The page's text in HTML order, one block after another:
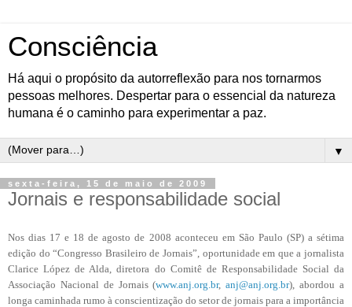
Consciência
Há aqui o propósito da autorreflexão para nos tornarmos
pessoas melhores. Despertar para o essencial da natureza
humana é o caminho para experimentar a paz.
▼
sexta-feira, 15 de maio de 2009
Jornais e responsabilidade social
Nos dias 17 e 18 de agosto de 2008 aconteceu em São Paulo (SP) a sétima
edição do “Congresso Brasileiro de Jornais”, oportunidade em que a jornalista
Clarice López de Alda, diretora do Comitê de Responsabilidade Social da
Associação Nacional de Jornais (www.anj.org.br,anj@anj.org.br), abordou a
longa caminhada rumo à conscientização do setor de jornais para a importância